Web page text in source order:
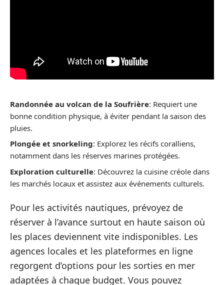
Randonnée au volcan de la Soufrière: Requiert une
bonne condition physique, à éviter pendant la saison des
pluies.
Plongée et snorkeling: Explorez les récifs coralliens,
notamment dans les réserves marines protégées.
Exploration culturelle: Découvrez la cuisine créole dans
les marchés locaux et assistez aux événements culturels.
Pour les activités nautiques, prévoyez de
réserver à l’avance surtout en haute saison où
les places deviennent vite indisponibles. Les
agences locales et les plateformes en ligne
regorgent d’options pour les sorties en mer
adaptées à chaque budget. Vous pouvez